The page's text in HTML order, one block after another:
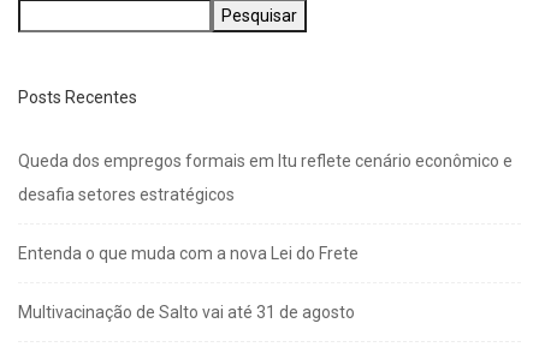
Pesquisar
Posts Recentes
Queda dos empregos formais em Itu reflete cenário econômico e
desafia setores estratégicos
Entenda o que muda com a nova Lei do Frete
Multivacinação de Salto vai até 31 de agosto